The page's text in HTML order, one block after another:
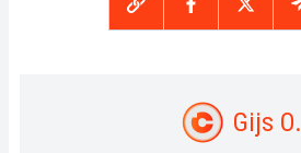
Gijs O.